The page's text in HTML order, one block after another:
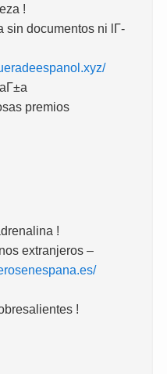
!
sin documentos ni lГ­
premios
!
extranjeros –
!